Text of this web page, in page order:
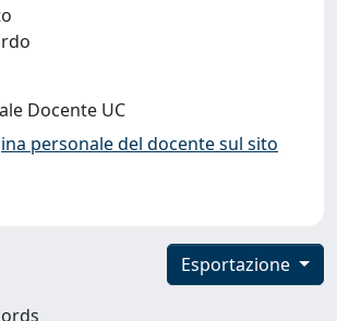
Docente UC
personale del docente sul sito
Esportazione